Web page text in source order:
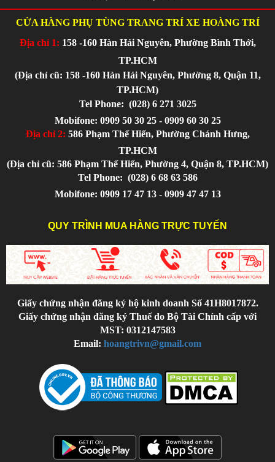
CỬA HÀNG PHỤ TÙNG TRANG TRÍ XE HOÀNG TRÍ
Địa chỉ 1: 158 -160 Hàn Hải Nguyên, Phường Bình Thới,
TP.HCM
(Địa chỉ cũ: 158 -160 Hàn Hải Nguyên, Phường 8, Quận 11,
TP.HCM)
Tel Phone: (028) 6 271 3025
Mobifone: 0909 50 30 25 - 0909 60 30 25
Địa chỉ 2: 586 Phạm Thế Hiển, Phường Chánh Hưng,
TP.HCM
(Địa chỉ cũ: 586 Phạm Thế Hiển, Phường 4, Quận 8, TP.HCM)
Tel Phone: (028) 6 68 63 586
Mobifone: 0909 17 47 13 - 0909 47 47 13
QUY TRÌNH MUA HÀNG TRỰC TUYẾN
Giấy chứng nhận đăng ký hộ kinh doanh Số 41H8017872.
Giấy chứng nhận đăng ký Thuế do Bộ Tài Chính cấp với
MST: 0312147583
Email: hoangtrivn@gmail.com